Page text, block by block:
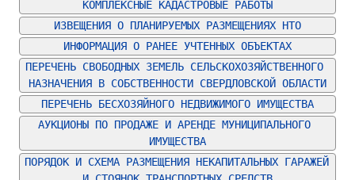
КОМПЛЕКСНЫЕ КАДАСТРОВЫЕ РАБОТЫ
ИЗВЕЩЕНИЯ О ПЛАНИРУЕМЫХ РАЗМЕЩЕНИЯХ НТО
ИНФОРМАЦИЯ О РАНЕЕ УЧТЕННЫХ ОБЪЕКТАХ
ПЕРЕЧЕНЬ СВОБОДНЫХ ЗЕМЕЛЬ СЕЛЬСКОХОЗЯЙСТВЕННОГО
НАЗНАЧЕНИЯ В СОБСТВЕННОСТИ СВЕРДЛОВСКОЙ ОБЛАСТИ
ПЕРЕЧЕНЬ БЕСХОЗЯЙНОГО НЕДВИЖИМОГО ИМУЩЕСТВА
АУКЦИОНЫ ПО ПРОДАЖЕ И АРЕНДЕ МУНИЦИПАЛЬНОГО
ИМУЩЕСТВА
ПОРЯДОК И СХЕМА РАЗМЕЩЕНИЯ НЕКАПИТАЛЬНЫХ ГАРАЖЕЙ